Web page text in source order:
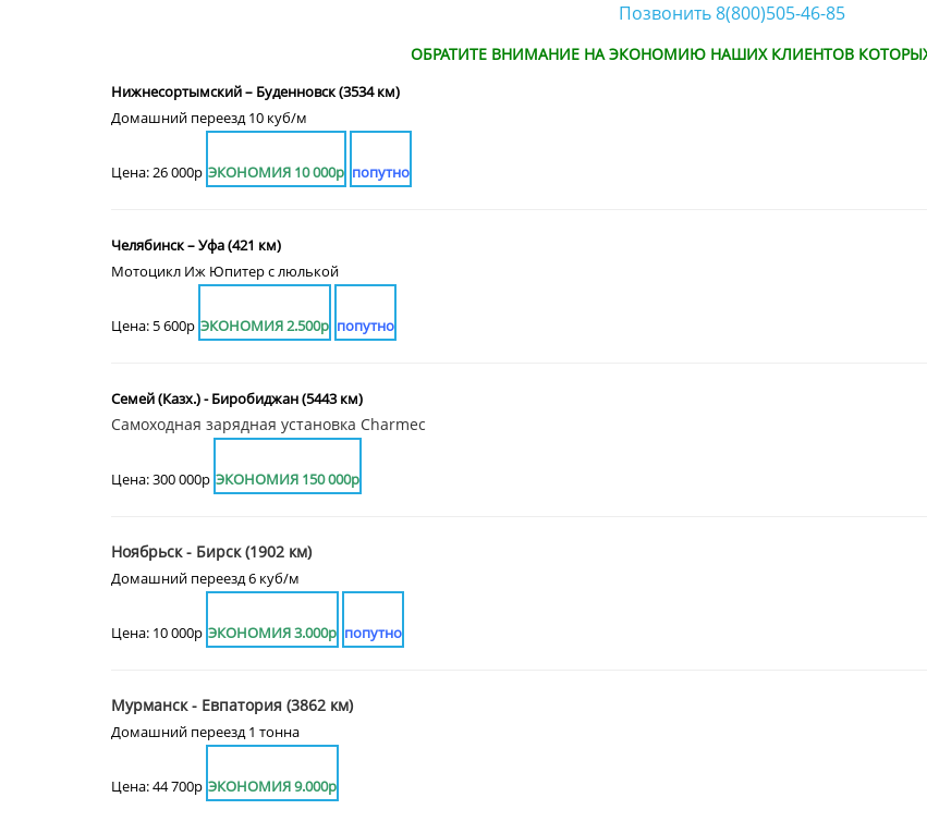
Позвонить 8(800)505-46-85
ОБРАТИТЕ ВНИМАНИЕ НА ЭКОНОМИЮ НАШИХ КЛИЕНТОВ
Нижнесортымский – Буденновск (3534 км)
Домашний переезд 10 куб/м
Цена: 26 000р ЭКОНОМИЯ 10 000р попутно
Челябинск – Уфа (421 км)
Мотоцикл Иж Юпитер с люлькой
Цена: 5 600р ЭКОНОМИЯ 2.500р попутно
Семей (Казх.) - Биробиджан (5443 км)
Самоходная зарядная установка Charmec
Цена: 300 000р ЭКОНОМИЯ 150 000р
Ноябрьск - Бирск (1902 км)
Домашний переезд 6 куб/м
Цена: 10 000р ЭКОНОМИЯ 3.000р попутно
Мурманск - Евпатория (3862 км)
Домашний переезд 1 тонна
Цена: 44 700р ЭКОНОМИЯ 9.000р